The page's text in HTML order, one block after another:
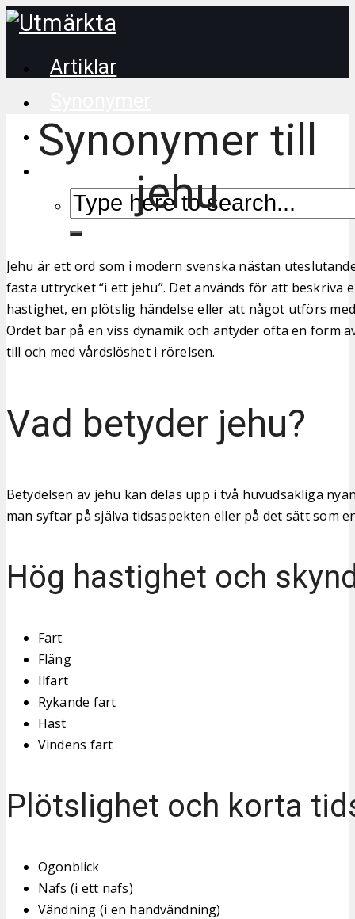
Artiklar
Korsordstips
Synonymer till
jehu
Jehu är ett ord som i modern svenska nästan
fasta uttrycket “i ett jehu”. Det används för att beskriva
hastighet, en plötslig händelse eller att något utförs
Ordet bär på en viss dynamik och antyder ofta en form
till och med vårdslöshet i rörelsen.
Vad betyder jehu?
Betydelsen av jehu kan delas upp i två huvudsakliga
man syftar på själva tidsaspekten eller på det sätt som
Hög hastighet och
Fart
Fläng
Ilfart
Rykande fart
Hast
Vindens fart
Plötslighet och korta
Ögonblick
Nafs (i ett nafs)
Vändning (i en handvändning)